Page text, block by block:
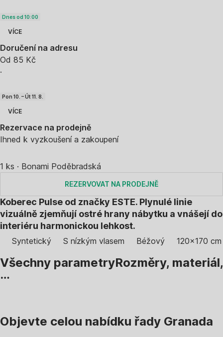
Dnes od 10:00
VÍCE
Doručení na adresu
Od 85 Kč
·
Pon 10. – Út 11. 8.
VÍCE
Rezervace na prodejně
Ihned k vyzkoušení a zakoupení
1 ks · Bonami Poděbradská
REZERVOVAT NA PRODEJNĚ
Koberec Pulse od značky ESTE. Plynulé linie
vizuálně zjemňují ostré hrany nábytku a vnášejí do
interiéru harmonickou lehkost.
Syntetický S nízkým vlasem Béžový 120x170 cm
Všechny parametryRozměry, materiál,
…
Objevte celou nabídku řady Granada